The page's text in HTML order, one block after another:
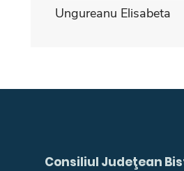
Ungureanu Elisabeta
Consiliul Judeţean